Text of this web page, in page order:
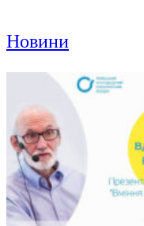
Новини